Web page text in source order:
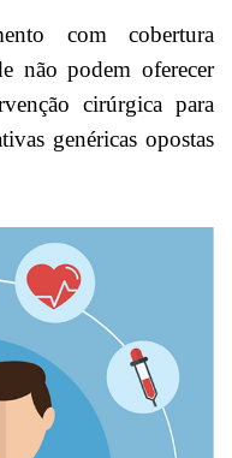
com cobertura
não podem oferecer
cirúrgica para
genéricas opostas